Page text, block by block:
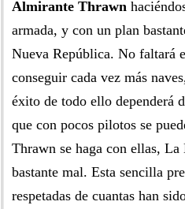
Almirante Thrawn
armada, y con un plan
Nueva República. No faltará
conseguir cada vez más
éxito de todo ello dependerá
que con pocos pilotos se
Thrawn se haga con ellas, La
bastante mal. Esta sencilla
respetadas de cuantas han